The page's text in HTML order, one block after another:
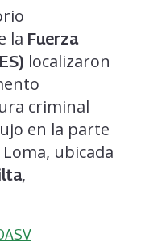
la Fuerza
localizaron
criminal
en la parte
ubicada
,